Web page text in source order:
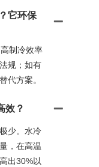
它环保
制冷效率
规；如有
代方案。
效？
少。水冷
，在高温
出30%以